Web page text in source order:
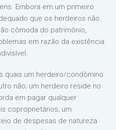
Embora em um primeiro
que os herdeiros não
cômoda do patrimônio,
em razão da existência
quais um herdeiro/condômino
não; um herdeiro reside no
em pagar qualquer
coproprietários; um
de despesas de natureza